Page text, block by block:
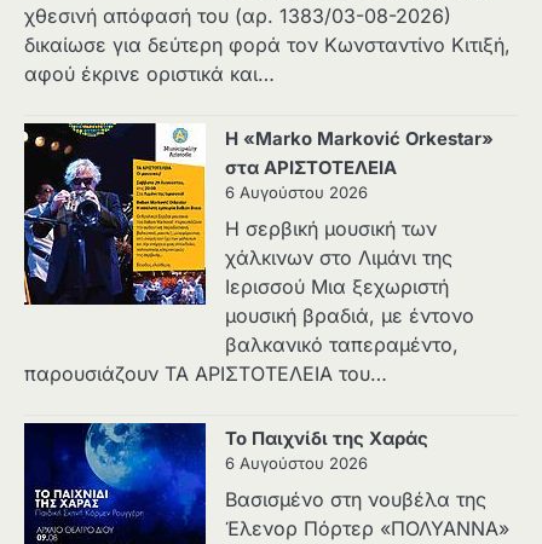
χθεσινή απόφασή του (αρ. 1383/03-08-2026)
δικαίωσε για δεύτερη φορά τον Κωνσταντίνο Κιτιξή,
αφού έκρινε οριστικά και…
Η «Marko Marković Orkestar»
στα ΑΡΙΣΤΟΤΕΛΕΙΑ
6 Αυγούστου 2026
Η σερβική μουσική των
χάλκινων στο Λιμάνι της
Ιερισσού Μια ξεχωριστή
μουσική βραδιά, με έντονο
βαλκανικό ταπεραμέντο,
παρουσιάζουν ΤΑ ΑΡΙΣΤΟΤΕΛΕΙΑ του…
Το Παιχνίδι της Χαράς
6 Αυγούστου 2026
Βασισμένο στη νουβέλα της
Έλενορ Πόρτερ «ΠΟΛΥΑΝΝΑ»